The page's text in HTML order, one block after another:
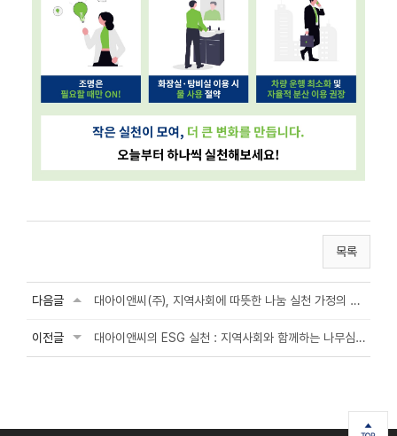
목록
다음글 대아이앤씨(주), 지역사회에 따뜻한 나눔 실천 가정의 달 맞이 후원금 전달
이전글 대아이앤씨의 ESG 실천 : 지역사회와 함께하는 나무심기 활동